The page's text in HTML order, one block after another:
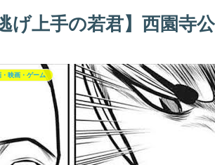
逃げ上手の若君】西園寺
・映画・ゲーム